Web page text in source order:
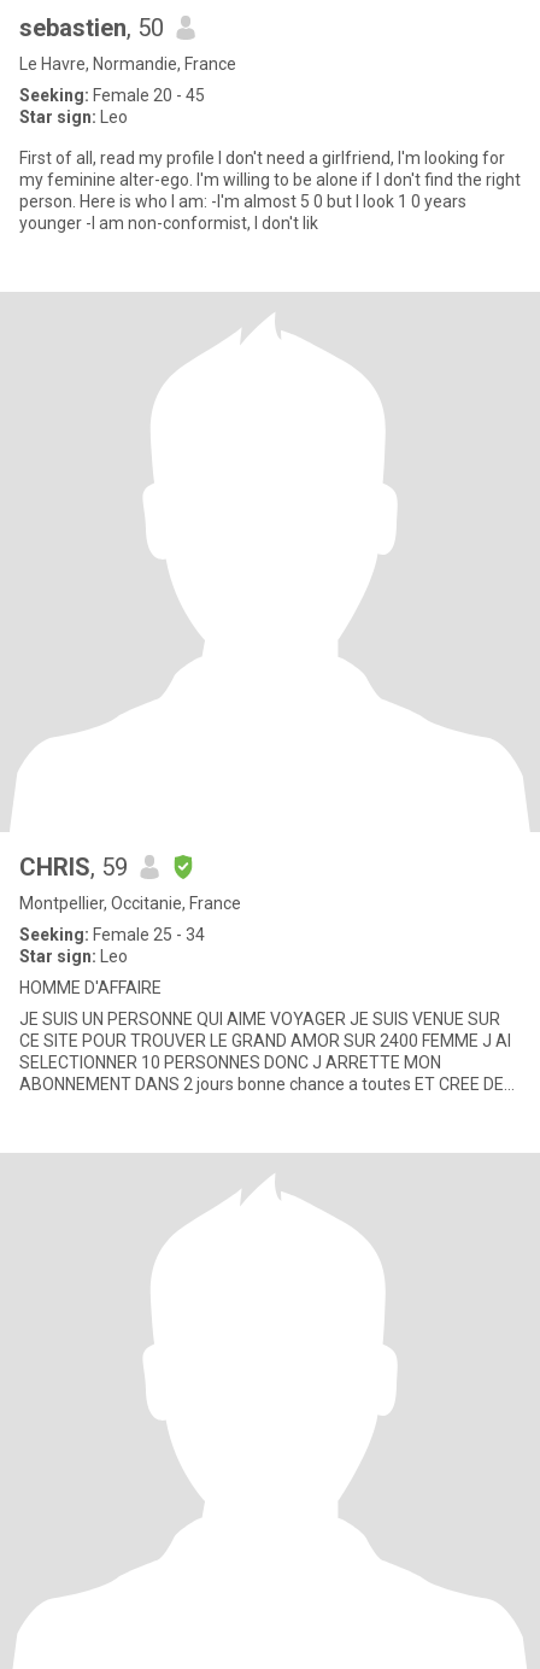
sebastien, 50
Le Havre, Normandie, France
Seeking: Female 20 - 45
Star sign: Leo
First of all, read my profile I don't need a girlfriend, I'm looking for
my feminine alter-ego. I'm willing to be alone if I don't find the right
person. Here is who I am: -I'm almost 5 0 but I look 1 0 years
younger -I am non-conformist, I don't lik
CHRIS, 59
Montpellier, Occitanie, France
Seeking: Female 25 - 34
Star sign: Leo
HOMME D'AFFAIRE
JE SUIS UN PERSONNE QUI AIME VOYAGER JE SUIS VENUE SUR
CE SITE POUR TROUVER LE GRAND AMOR SUR 2400 FEMME J AI
SELECTIONNER 10 PERSONNES DONC J ARRETTE MON
ABONNEMENT DANS 2 jours bonne chance a toutes ET CREE DES